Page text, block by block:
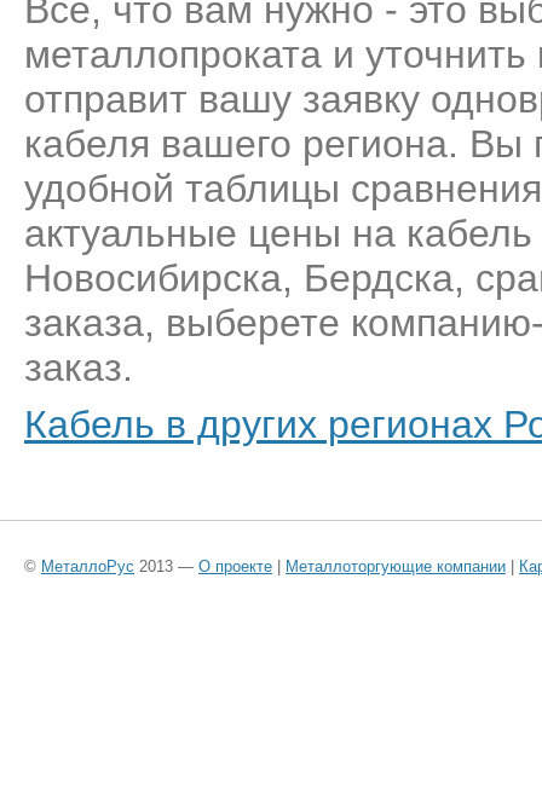
Все, что вам нужно - это
металлопроката и
отправит вашу заявку
кабеля вашего региона. Вы
удобной таблицы
актуальные цены на
Новосибирска, Бердска,
заказа, выберете
заказ.
Кабель в других регионах
© МеталлоРус 2013 — О проекте | Металлоторгующие компании |